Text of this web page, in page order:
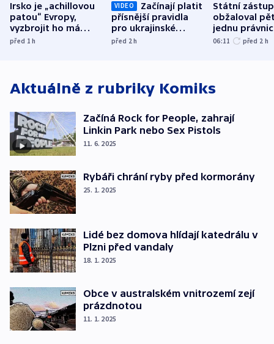
Irsko je „achillovou
patou“ Evropy,
vyzbrojit ho má
Francie
před 1h
VIDEO
Začínají platit
přísnější pravidla
pro ukrajinské
uprchlíky
před 2h
Státní
obžaloval
jednu
osobu v
06:11 před 2 h
Aktuálně z rubriky Komiks
Začíná Rock for People, zahrají
Linkin Park nebo Sex Pistols
11. 6. 2025
Rybáři chrání ryby před kormorány
25. 1. 2025
Lidé bez domova hlídají katedrálu v
Plzni před vandaly
18. 1. 2025
Obce v australském vnitrozemí zejí
prázdnotou
11. 1. 2025